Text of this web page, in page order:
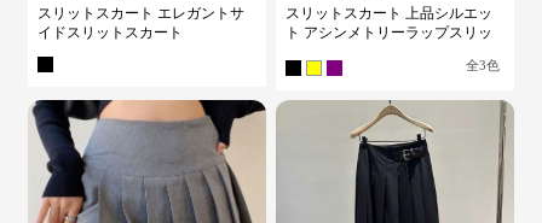
スリットスカート エレガントサ
イドスリットスカート
スリットスカート 上品シルエッ
ト アシンメトリーラップスリッ
全3色